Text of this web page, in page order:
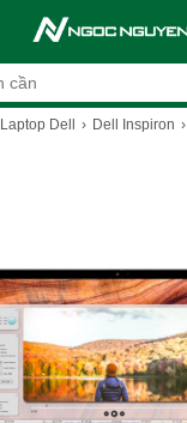
Laptop Dell Dell Inspiron